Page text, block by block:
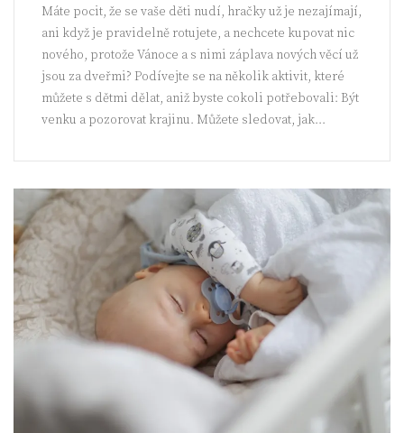
Máte pocit, že se vaše děti nudí, hračky už je nezajímají,
ani když je pravidelně rotujete, a nechcete kupovat nic
nového, protože Vánoce a s nimi záplava nových věcí už
jsou za dveřmi? Podívejte se na několik aktivit, které
můžete s dětmi dělat, aniž byste cokoli potřebovali: Být
venku a pozorovat krajinu. Můžete sledovat, jak...